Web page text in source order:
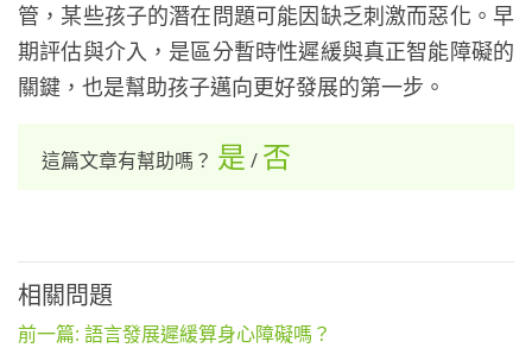
管，某些孩子的潛在問題可能因缺乏刺激而惡化。早
期評估與介入，是區分暫時性遲緩與真正智能障礙的
關鍵，也是幫助孩子邁向更好發展的第一步。
這篇文章有幫助嗎？ 是 / 否
相關問題
前一篇: 語言發展遲緩算身心障礙嗎？